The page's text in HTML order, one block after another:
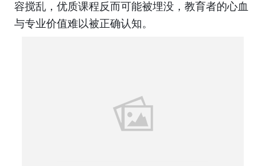
容搅乱，优质课程反而可能被埋没，教育者的心血
与专业价值难以被正确认知。